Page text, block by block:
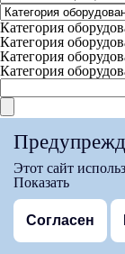
Категория
Категория
Категория
Категория
Согласен с
спасибо за заявку
Мы свяжемся с
на страницу
Этот сайт
Показать
Согласен